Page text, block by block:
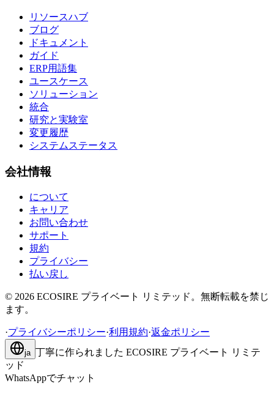
リソースハブ
ブログ
ドキュメント
ガイド
ERP用語集
ユースケース
ソリューション
統合
研究と実験室
変更履歴
システムステータス
会社情報
について
キャリア
お問い合わせ
サポート
規約
プライバシー
払い戻し
© 2026 ECOSIRE プライベート リミテッド。無断転載を禁じ
ます。
·プライバシーポリシー·利用規約·返金ポリシー
ja 丁寧に作られました ECOSIRE プライベート リミテ
ッド
WhatsAppでチャット